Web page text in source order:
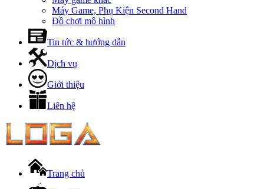
Máy Game, Phụ Kiện Second Hand
Đồ chơi mô hình
Tin tức & hướng dẫn
Dịch vụ
Giới thiệu
Liên hệ
Trang chủ